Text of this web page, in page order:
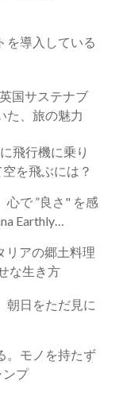
を導入している
た、旅の魅力
飛行機に乗り
を飛ぶには？
心で ”良さ" を感
Earthly
リアの郷土料理
な生き方
朝日をただ見に
。モノを持たず
ンプ